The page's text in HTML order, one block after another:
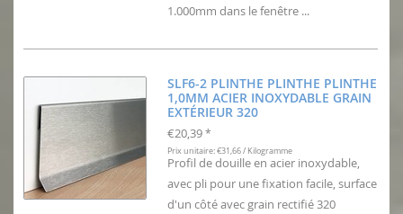
1.000mm dans le fenêtre ...
SLF6-2 PLINTHE PLINTHE PLINTHE
1,0MM ACIER INOXYDABLE GRAIN
EXTÉRIEUR 320
€20,39 *
Prix unitaire: €31,66 / Kilogramme
Profil de douille en acier inoxydable,
avec pli pour une fixation facile, surface
d'un côté avec grain rectifié 320